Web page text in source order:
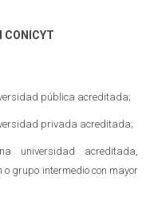
pública acreditada;
privada acreditada;
universidad acreditada,
o grupo intermedio con mayor